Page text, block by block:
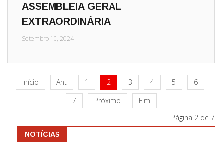
ASSEMBLEIA GERAL
EXTRAORDINÁRIA
Setembro 10, 2024
Início Ant 1 2 3 4 5
6
7
Próximo
Fim
Página 2 de 7
NOTÍCIAS